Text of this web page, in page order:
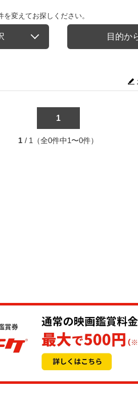
変えてお探しください。
目的か
1
1 / 1（全0件中1〜0件）